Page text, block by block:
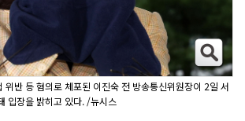
위반 등 혐의로 체포된 이진숙 전 방송통신위원장이 2일 서
입장을 밝히고 있다. /뉴시스